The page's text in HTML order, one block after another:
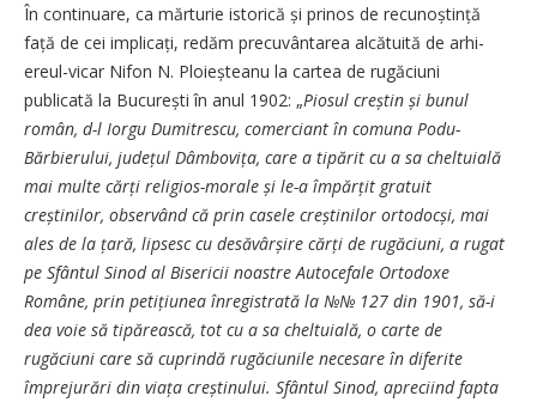
În continuare, ca mărturie istorică și prinos de recunoștință
față de cei implicați, redăm precuvântarea alcătuită de arhi­
ereul-vicar Nifon N. Ploieșteanu la cartea de rugăciuni
publicată la București în anul 1902: „Piosul creștin și bunul
român, d-l Iorgu Dumitrescu, comerciant în comuna Podu-
Bărbierului, jude­țul Dâmbovița, care a tipărit cu a sa cheltuială
mai multe cărți religios-morale și le-a împărțit gratuit
creștinilor, observând că prin casele creștinilor ortodocși, mai
ales de la țară, lipsesc cu desăvâr­șire cărți de rugăciuni, a rugat
pe Sfântul Sinod al Bisericii noastre Autocefale Ortodoxe
Române, prin petițiunea înregistrată la №№ 127 din 1901, să-i
dea voie să tipărească, tot cu a sa cheltuială, o carte de
rugăciuni care să cuprindă rugăciunile necesare în diferite
împrejurări din viața creștinului. Sfântul Sinod, apreciind fapta